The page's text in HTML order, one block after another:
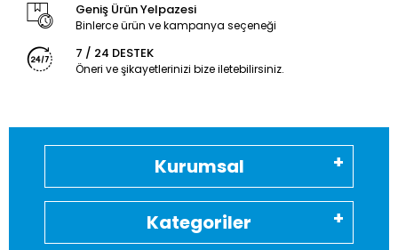
Geniş Ürün Yelpazesi
Binlerce ürün ve kampanya seçeneği
7 / 24 DESTEK
Öneri ve şikayetlerinizi bize iletebilirsiniz.
Kurumsal
Kategoriler